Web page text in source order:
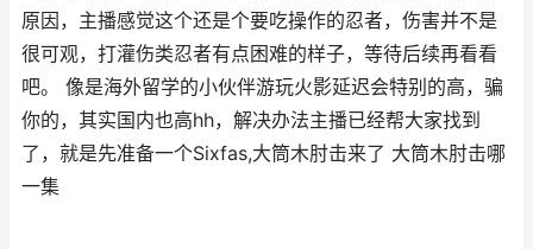
原因，主播感觉这个还是个要吃操作的忍者，伤害并不是
很可观，打灌伤类忍者有点困难的样子，等待后续再看看
吧。 像是海外留学的小伙伴游玩火影延迟会特别的高，骗
你的，其实国内也高hh，解决办法主播已经帮大家找到
了，就是先准备一个Sixfas,大筒木肘击来了 大筒木肘击哪
一集